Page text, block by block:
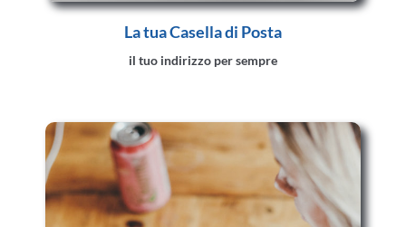
La tua Casella di Posta
il tuo indirizzo per sempre